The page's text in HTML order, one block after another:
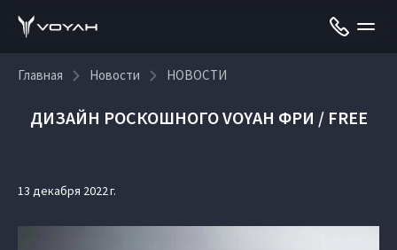
Главная Новости НОВОСТИ
ДИЗАЙН РОСКОШНОГО VOYAH ФРИ / FREE
13 декабря 2022 г.